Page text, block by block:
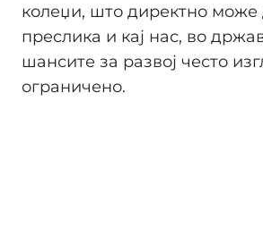
колеџи, што директно може
преслика и кај нас, во
шансите за развој често
ограничено.